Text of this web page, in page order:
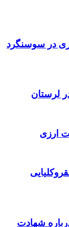
در سوسنگرد
شهادت